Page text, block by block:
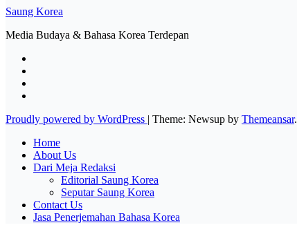
Saung Korea
Media Budaya & Bahasa Korea Terdepan
Proudly powered by WordPress | Theme: Newsup by Themeansar.
Home
About Us
Dari Meja Redaksi
Editorial Saung Korea
Seputar Saung Korea
Contact Us
Jasa Penerjemahan Bahasa Korea